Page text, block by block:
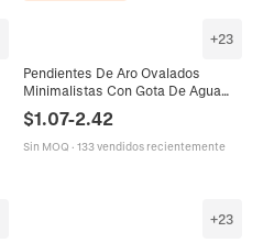
+23
Pendientes De Aro Ovalados
Minimalistas Con Gota De Agua
Geométrico Con Poste De Plata
$1.07-2.42
Sin MOQ · 133 vendidos recientemente
+23